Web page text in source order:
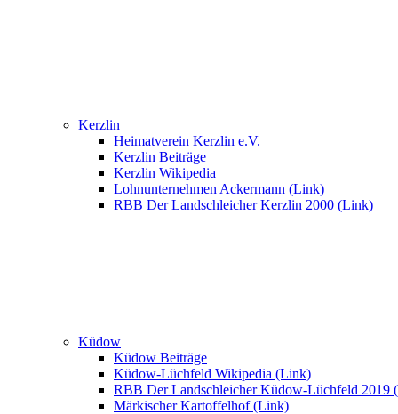
Kerzlin
Heimatverein Kerzlin e.V.
Kerzlin Beiträge
Kerzlin Wikipedia
Lohnunternehmen Ackermann (Link)
RBB Der Landschleicher Kerzlin 2000 (Link)
Küdow
Küdow Beiträge
Küdow-Lüchfeld Wikipedia (Link)
RBB Der Landschleicher Küdow-Lüchfeld 2019
Märkischer Kartoffelhof (Link)